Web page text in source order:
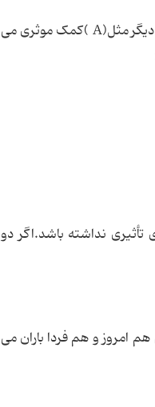
مثل(A )کمک موثری می
نداشته باشد.اگر دو
می آید.با چه احتمالی هم امروز و هم فردا باران می